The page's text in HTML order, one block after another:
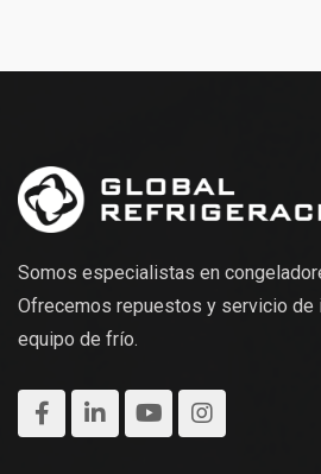
Somos especialistas en
Ofrecemos repuestos y servicio de
equipo de frío.